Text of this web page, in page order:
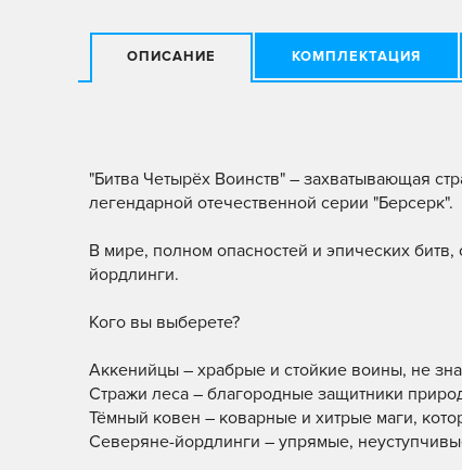
ОПИСАНИЕ КОМПЛЕКТАЦИЯ
"Битва Четырёх Воинств" – захватывающая
легендарной отечественной серии "Берсерк".
В мире, полном опасностей и эпических
йордлинги.
Кого вы выберете?
Аккенийцы – храбрые и стойкие воины, не
Стражи леса – благородные защитники
Тёмный ковен – коварные и хитрые маги,
Северяне-йордлинги – упрямые,